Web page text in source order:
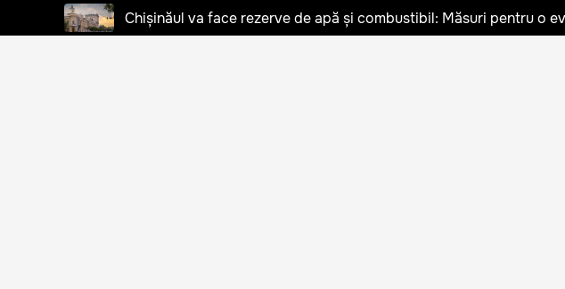
Chișinăul va face rezerve de apă și combustibil: Măsuri pentru o